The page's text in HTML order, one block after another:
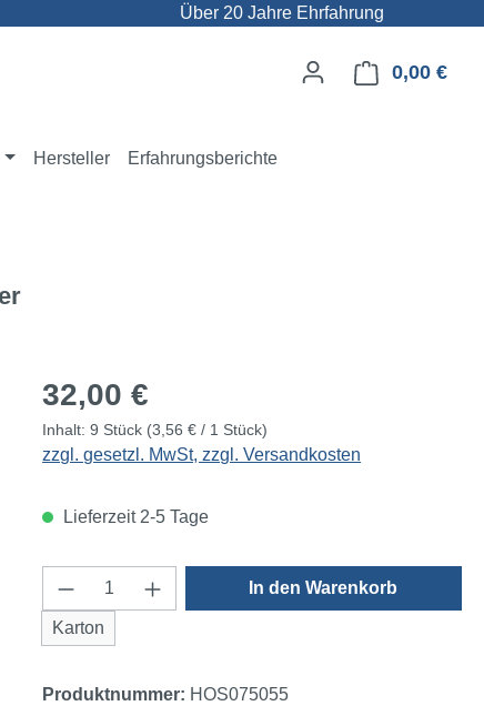
Über 20 Jahre Ehrfahrung
0,00 €
Hersteller Erfahrungsberichte
Regulärer Preis:
32,00 €
Inhalt:9 Stück (3,56 € / 1 Stück)
zzgl. gesetzl. MwSt, zzgl. Versandkosten
Lieferzeit 2-5 Tage
Produkt Anzahl: Gib den
Karton
In den Warenkorb
Produktnummer: HOS075055